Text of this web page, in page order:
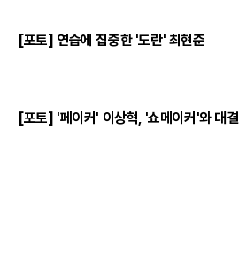
[포토] 연습에 집중한 '도란' 최현준
[포토] '페이커' 이상혁, '쇼메이커'와 대결